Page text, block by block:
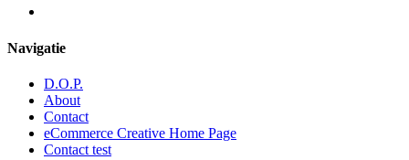
Navigatie
D.O.P.
About
Contact
eCommerce Creative Home Page
Contact test